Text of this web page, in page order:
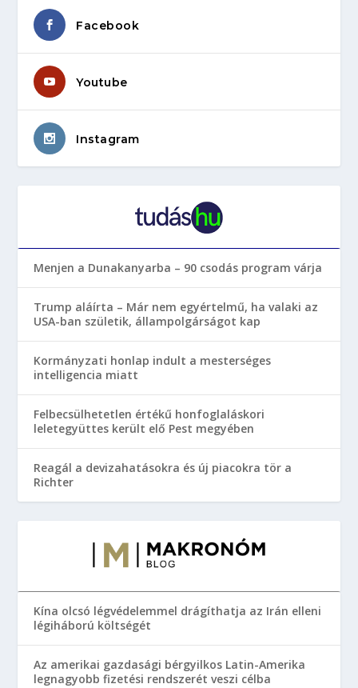
Facebook
Youtube
Instagram
Menjen a Dunakanyarba – 90 csodás program várja
Trump aláírta – Már nem egyértelmű, ha valaki az
USA-ban születik, állampolgárságot kap
Kormányzati honlap indult a mesterséges
intelligencia miatt
Felbecsülhetetlen értékű honfoglaláskori
leletegyüttes került elő Pest megyében
Reagál a devizahatásokra és új piacokra tör a
Richter
Kína olcsó légvédelemmel drágíthatja az Irán elleni
légiháború költségét
Az amerikai gazdasági bérgyilkos Latin-Amerika
legnagyobb fizetési rendszerét veszi célba